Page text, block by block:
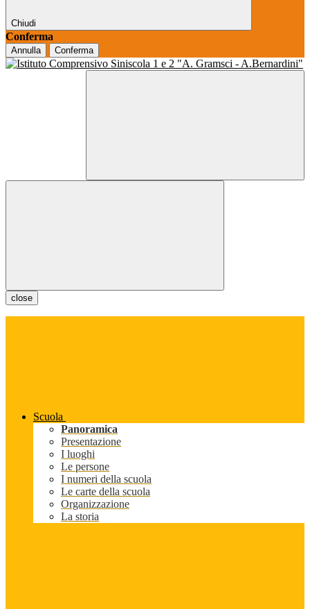
Chiudi
Conferma
Annulla Conferma
close
Scuola
Panoramica
Presentazione
I luoghi
Le persone
I numeri della scuola
Le carte della scuola
Organizzazione
La storia